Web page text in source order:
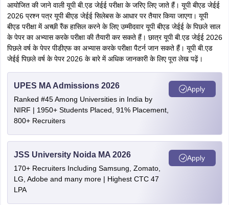
आयोजित की जाने वाली यूपी बी.एड जेईई परीक्षा के जरिए लिए जाते हैं। यूपी बीएड जेईई
2026 प्रश्न पत्र यूपी बीएड जेईई सिलेबस के आधार पर तैयार किया जाएगा। यूपी
बीएड परीक्षा में अच्छी रैंक हासिल करने के लिए उम्मीदवार यूपी बीएड जेईई के पिछले साल
के पेपर का अभ्यास करके परीक्षा की तैयारी कर सकते हैं। छात्र यूपी बी.एड जेईई 2026
पिछले वर्ष के पेपर पीडीएफ का अभ्यास करके परीक्षा पैटर्न जान सकते हैं। यूपी बी.एड
जेईई पिछले वर्ष के पेपर 2026 के बारे में अधिक जानकारी के लिए पूरा लेख पढ़ें।
UPES MA Admissions 2026
Ranked #45 Among Universities in India by
NIRF | 1950+ Students Placed, 91% Placement,
800+ Recruiters
Apply
JSS University Noida MA 2026
170+ Recruiters Including Samsung, Zomato,
LG, Adobe and many more | Highest CTC 47
LPA
Apply